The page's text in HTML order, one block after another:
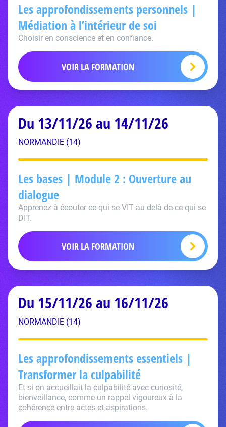
Les approfondissements personnels |
Médiation à l’intérieur de soi
Choisir en conscience et en confiance.
VOIR LA FORMATION
Du 13/11/26 au 14/11/26
NORMANDIE (14)
Les bases | Module 2 : Ouverture au
dialogue
Apprenez à écouter ce qui se VIT au delà de ce qui se
DIT.
VOIR LA FORMATION
Du 15/11/26 au 16/11/26
NORMANDIE (14)
Les approfondissements essentiels |
Transformer la culpabilité
Et si on accueillait la culpabilité avec curiosité,
bienveillance, comme un rappel vigoureux à la
cohérence entre actes et aspirations.